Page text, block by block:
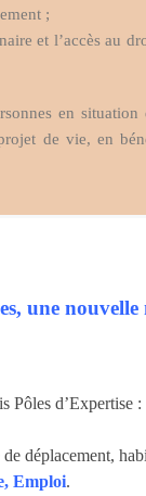
;
et l’accès au
en
de vie, en
une
Pôles d’Expertise :
de déplacement,
Emploi.